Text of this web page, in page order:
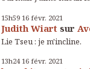
15h59 16 févr. 2021
Judith Wiart sur
Lie Tseu : je m'incline.
13h24 16 févr. 2021